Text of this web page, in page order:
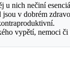
u nich nečiní
v dobrém
vypětí, nemoci či